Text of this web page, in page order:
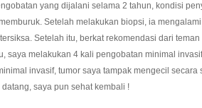
yang dijalani selama 2 tahun, kondisi
Setelah melakukan biopsi, ia
Setelah itu, berkat rekomendasi dari
saya melakukan 4 kali pengobatan minimal
invasif, tumor saya tampak mengecil secara
saya pun sehat kembali !